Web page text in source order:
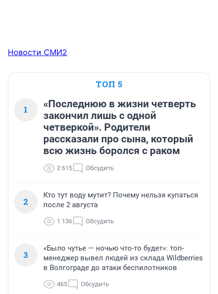
Новости СМИ2
ТОП 5
1
«Последнюю в жизни четверть
закончил лишь с одной
четверкой». Родители
рассказали про сына, который
всю жизнь боролся с раком
2 615 Обсудить
2
Кто тут воду мутит? Почему нельзя купаться
после 2 августа
1 136 Обсудить
3
«Было чутье — ночью что-то будет»: топ-
менеджер вывел людей из склада Wildberries
в Волгограде до атаки беспилотников
465 Обсудить